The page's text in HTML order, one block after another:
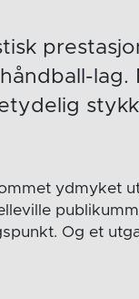
lag.
ydmyket
Og et